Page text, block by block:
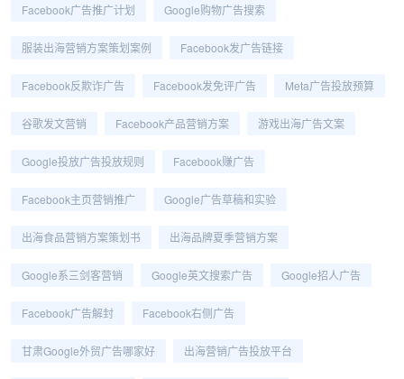
Facebook广告推广计划 Google购物广告搜索
服装出海营销方案策划案例 Facebook发广告链接
Facebook反欺诈广告 Facebook发免评广告 Meta广告投放预算
谷歌发文营销 Facebook产品营销方案 游戏出海广告文案
Google投放广告投放规则 Facebook赚广告
Facebook主页营销推广 Google广告草稿和实验
出海食品营销方案策划书 出海品牌夏季营销方案
Google系三剑客营销 Google英文搜索广告 Google招人广告
Facebook广告解封 Facebook右侧广告
甘肃Google外贸广告哪家好 出海营销广告投放平台